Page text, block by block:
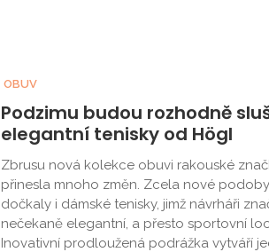
OBUV
Podzimu budou rozhodně
elegantní tenisky od Högl
Zbrusu nová kolekce obuvi rakouské
přinesla mnoho změn. Zcela nové
dočkaly i dámské tenisky, jimž návrháři
nečekaně elegantní, a přesto sportovní
Inovativní prodloužená podrážka vytváří